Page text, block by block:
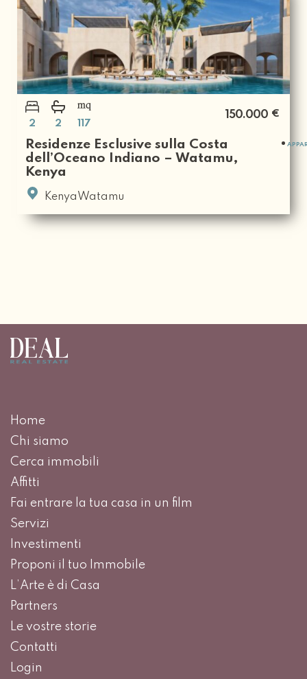
2 2 117
150.000 €
Residenze Esclusive sulla Costa
dell’Oceano Indiano – Watamu,
Kenya
KenyaWatamu
Home
Chi siamo
Cerca immobili
Affitti
Fai entrare la tua casa in un film
Servizi
Investimenti
Proponi il tuo Immobile
L’Arte è di Casa
Partners
Le vostre storie
Contatti
Login